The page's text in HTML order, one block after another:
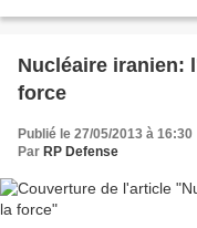
Nucléaire iranien:
force
Publié le 27/05/2013 à 16:30
Par RP Defense